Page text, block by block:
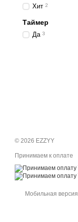
Хит 2
Таймер
Да 3
© 2026 EZZYY
Принимаем к оплате
Мобильная версия